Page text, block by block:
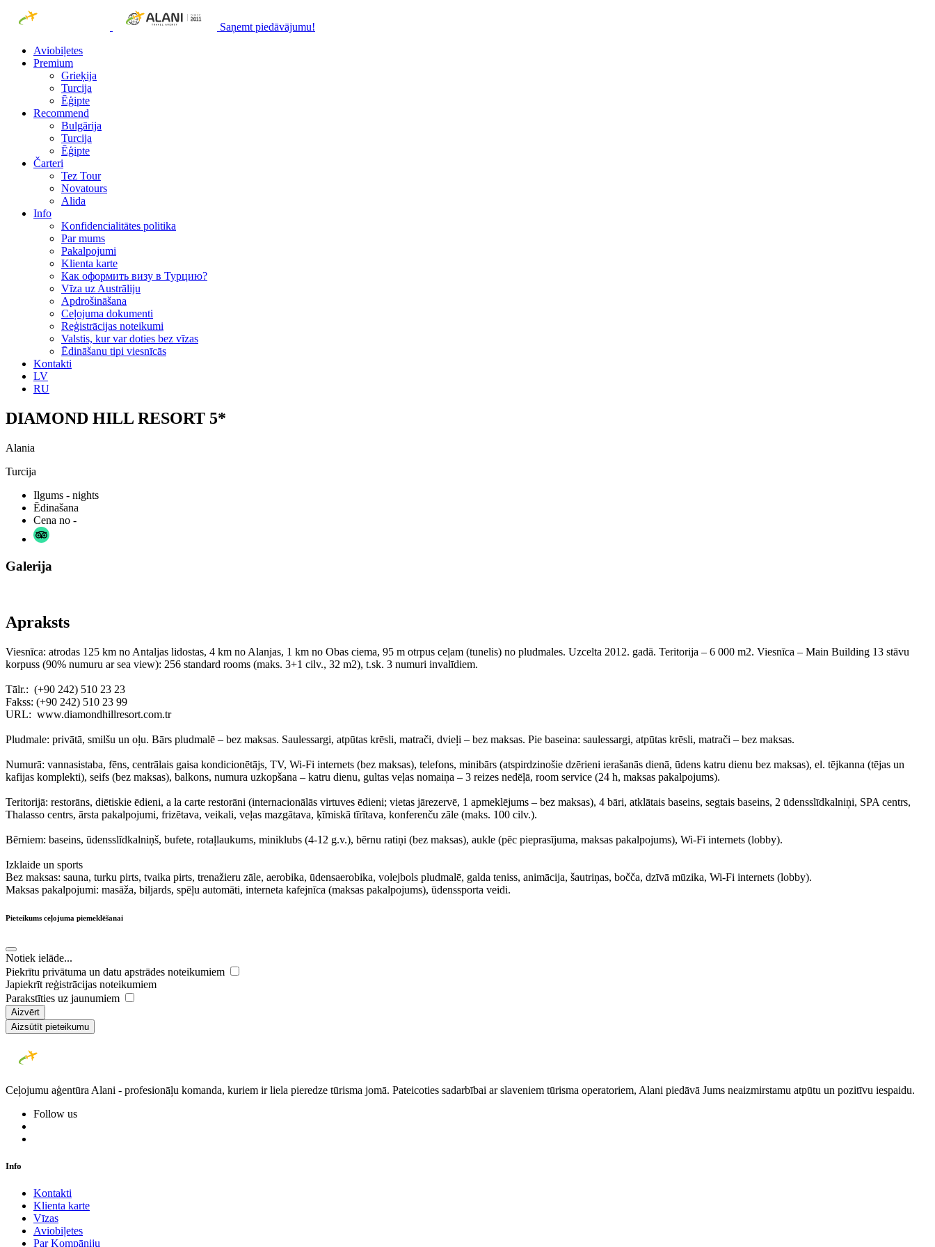
Saņemt piedāvājumu!
Aviobiļetes
Premium
Grieķija
Turcija
Ēģipte
Recommend
Bulgārija
Turcija
Ēģipte
Čarteri
Tez Tour
Novatours
Alida
Info
Konfidencialitātes politika
Par mums
Рakalpojumi
Klienta karte
Как оформить визу в Турцию?
Vīza uz Austrāliju
Apdrošināšana
Ceļojuma dokumenti
Reģistrācijas noteikumi
Valstis, kur var doties bez vīzas
Ēdināšanu tipi viesnīcās
Kontakti
LV
RU
DIAMOND HILL RESORT 5*
Alania
Turcija
Ilgums - nights
Ēdinašana
Cena no -
Galerija
Apraksts
Viesnīca: atrodas 125 km no Antaljas lidostas, 4 km no Alanjas, 1 km no Obas ciema, 95 m otrpus ceļam (tunelis) no pludmales. Uzcelta 2012. gadā. Teritorija – 6 000 m2. Viesnīca – Main Building 13 stāvu
korpuss (90% numuru ar sea view): 256 standard rooms (maks. 3+1 cilv., 32 m2), t.sk. 3 numuri invalīdiem.
Tālr.: (+90 242) 510 23 23
Fakss: (+90 242) 510 23 99
URL: www.diamondhillresort.com.tr
Pludmale: privātā, smilšu un oļu. Bārs pludmalē – bez maksas. Saulessargi, atpūtas krēsli, matrači, dvieļi – bez maksas. Pie baseina: saulessargi, atpūtas krēsli, matrači – bez maksas.
Numurā: vannasistaba, fēns, centrālais gaisa kondicionētājs, TV, Wi-Fi internets (bez maksas), telefons, minibārs (atspirdzinošie dzērieni ierašanās dienā, ūdens katru dienu bez maksas), el. tējkanna (tējas un
kafijas komplekti), seifs (bez maksas), balkons, numura uzkopšana – katru dienu, gultas veļas nomaiņa – 3 reizes nedēļā, room service (24 h, maksas pakalpojums).
Teritorijā: restorāns, diētiskie ēdieni, a la carte restorāni (internacionālās virtuves ēdieni; vietas jārezervē, 1 apmeklējums – bez maksas), 4 bāri, atklātais baseins, segtais baseins, 2 ūdensslīdkalniņi, SPA centrs,
Thalasso centrs, ārsta pakalpojumi, frizētava, veikali, veļas mazgātava, ķīmiskā tīrītava, konferenču zāle (maks. 100 cilv.).
Bērniem: baseins, ūdensslīdkalniņš, bufete, rotaļlaukums, miniklubs (4-12 g.v.), bērnu ratiņi (bez maksas), aukle (pēc pieprasījuma, maksas pakalpojums), Wi-Fi internets (lobby).
Izklaide un sports
Bez maksas: sauna, turku pirts, tvaika pirts, trenažieru zāle, aerobika, ūdensaerobika, volejbols pludmalē, galda teniss, animācija, šautriņas, bočča, dzīvā mūzika, Wi-Fi internets (lobby).
Maksas pakalpojumi: masāža, biljards, spēļu automāti, interneta kafejnīca (maksas pakalpojums), ūdenssporta veidi.
Pieteikums ceļojuma piemeklēšanai
Notiek ielāde...
Piekrītu privātuma un datu apstrādes noteikumiem
Japiekrīt reģistrācijas noteikumiem
Parakstīties uz jaunumiem
Aizvērt
Aizsūtīt pieteikumu
Ceļojumu aģentūra Alani - profesionāļu komanda, kuriem ir liela pieredze tūrisma jomā. Pateicoties sadarbībai ar slaveniem tūrisma operatoriem, Alani piedāvā Jums neaizmirstamu atpūtu un pozitīvu iespaidu.
Follow us
Info
Kontakti
Klienta karte
Vīzas
Aviobiļetes
Par Kompāniju